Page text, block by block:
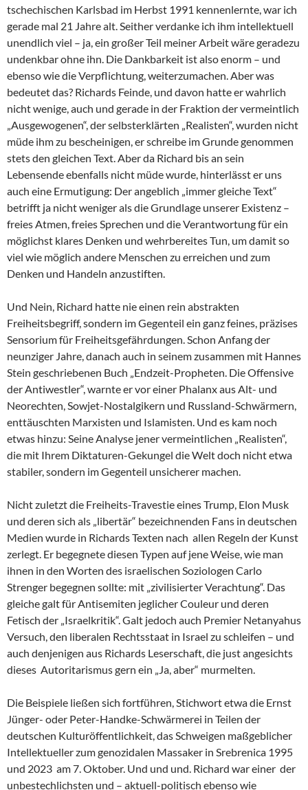
tschechischen Karlsbad im Herbst 1991 kennenlernte, war ich
gerade mal 21 Jahre alt. Seither verdanke ich ihm intellektuell
unendlich viel – ja, ein großer Teil meiner Arbeit wäre geradezu
undenkbar ohne ihn. Die Dankbarkeit ist also enorm – und
ebenso wie die Verpflichtung, weiterzumachen. Aber was
bedeutet das? Richards Feinde, und davon hatte er wahrlich
nicht wenige, auch und gerade in der Fraktion der vermeintlich
„Ausgewogenen“, der selbsterklärten „Realisten“, wurden nicht
müde ihm zu bescheinigen, er schreibe im Grunde genommen
stets den gleichen Text. Aber da Richard bis an sein
Lebensende ebenfalls nicht müde wurde, hinterlässt er uns
auch eine Ermutigung: Der angeblich „immer gleiche Text“
betrifft ja nicht weniger als die Grundlage unserer Existenz –
freies Atmen, freies Sprechen und die Verantwortung für ein
möglichst klares Denken und wehrbereites Tun, um damit so
viel wie möglich andere Menschen zu erreichen und zum
Denken und Handeln anzustiften.
Und Nein, Richard hatte nie einen rein abstrakten
Freiheitsbegriff, sondern im Gegenteil ein ganz feines, präzises
Sensorium für Freiheitsgefährdungen. Schon Anfang der
neunziger Jahre, danach auch in seinem zusammen mit Hannes
Stein geschriebenen Buch „Endzeit-Propheten. Die Offensive
der Antiwestler“, warnte er vor einer Phalanx aus Alt- und
Neorechten, Sowjet-Nostalgikern und Russland-Schwärmern,
enttäuschten Marxisten und Islamisten. Und es kam noch
etwas hinzu: Seine Analyse jener vermeintlichen „Realisten“,
die mit Ihrem Diktaturen-Gekungel die Welt doch nicht etwa
stabiler, sondern im Gegenteil unsicherer machen.
Nicht zuletzt die Freiheits-Travestie eines Trump, Elon Musk
und deren sich als „libertär“ bezeichnenden Fans in deutschen
Medien wurde in Richards Texten nach allen Regeln der Kunst
zerlegt. Er begegnete diesen Typen auf jene Weise, wie man
ihnen in den Worten des israelischen Soziologen Carlo
Strenger begegnen sollte: mit „zivilisierter Verachtung“. Das
gleiche galt für Antisemiten jeglicher Couleur und deren
Fetisch der „Israelkritik“. Galt jedoch auch Premier Netanyahus
Versuch, den liberalen Rechtsstaat in Israel zu schleifen – und
auch denjenigen aus Richards Leserschaft, die just angesichts
dieses Autoritarismus gern ein „Ja, aber“ murmelten.
Die Beispiele ließen sich fortführen, Stichwort etwa die Ernst
Jünger- oder Peter-Handke-Schwärmerei in Teilen der
deutschen Kulturöffentlichkeit, das Schweigen maßgeblicher
Intellektueller zum genozidalen Massaker in Srebrenica 1995
und 2023 am 7. Oktober. Und und und. Richard war einer der
unbestechlichsten und – aktuell-politisch ebenso wie